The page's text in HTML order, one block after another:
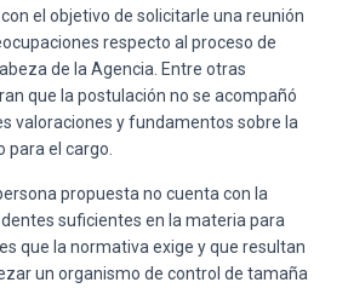
el objetivo de solicitarle una reunión
respecto al proceso de
de la Agencia. Entre otras
que la postulación no se acompañó
valoraciones y fundamentos sobre la
para el cargo.
propuesta no cuenta con la
suficientes en la materia para
que la normativa exige y que resultan
un organismo de control de tamaña